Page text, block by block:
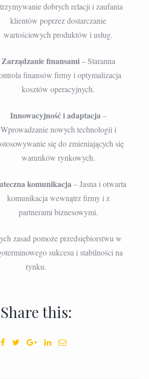
dobrych relacji i zaufania
klientów poprzez dostarczanie
wartościowych produktów i usług.
Zarządzanie finansami– Staranna
finansów firmy i optymalizacja
kosztów operacyjnych.
Innowacyjność i adaptacja–
Wprowadzanie nowych technologii i
się do zmieniających się
warunków rynkowych.
komunikacja– Jasna i otwarta
komunikacja wewnątrz firmy i z
partnerami biznesowymi.
zasad pomoże przedsiębiorstwu w
sukcesu i stabilności na
rynku.
Share this: